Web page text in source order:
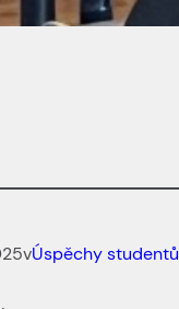
vÚspěchy studentů